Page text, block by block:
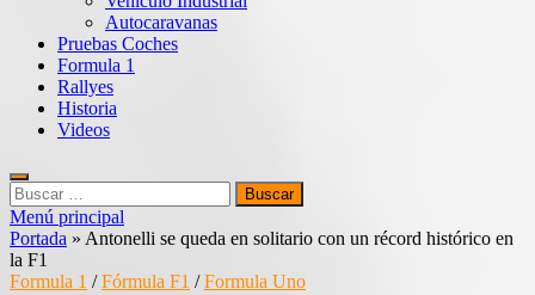
Autocaravanas
Pruebas Coches
Formula 1
Rallyes
Historia
Videos
Buscar:
Menú principal
Portada » Antonelli se queda en solitario con un récord histórico en
la F1
Formula 1 /Fórmula F1 /Formula Uno